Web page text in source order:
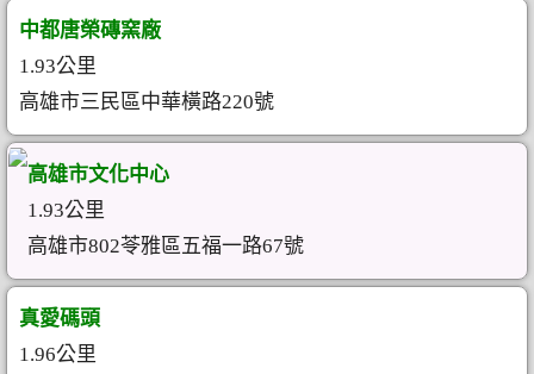
中都唐榮磚窯廠
1.93公里
高雄市三民區中華橫路220號
高雄市文化中心
1.93公里
高雄市802苓雅區五福一路67號
真愛碼頭
1.96公里